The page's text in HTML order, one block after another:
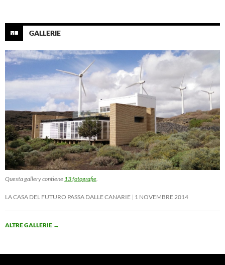
GALLERIE
Questa gallery contiene 13 fotografie
LA CASA DEL FUTURO PASSA DALLE CANARIE 1 NOVEMBRE 2014
ALTRE GALLERIE →